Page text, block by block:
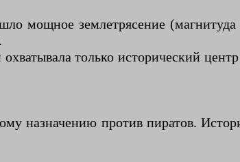
мощное землетрясение
только исторический
назначению против пиратов.